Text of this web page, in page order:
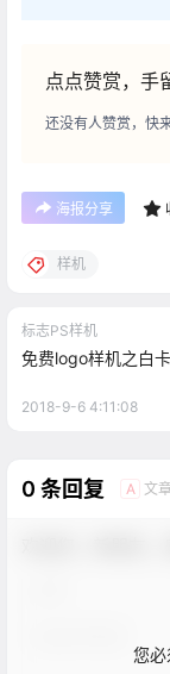
点点赞赏，手
还没有人赞赏，快
海报分享
样机
标志PS样机
免费logo样机之白
2018-9-6 4:11:08
0 条回复 A 文
您